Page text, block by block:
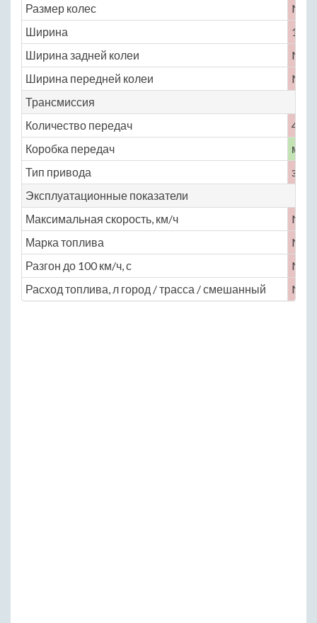
Размер колес
No
Ширина
1780
Ширина задней колеи
No
Ширина передней колеи
No
Трансмиссия
Количество передач
4
Коробка передач
Тип привода
Эксплуатационные показатели
Максимальная скорость, км/ч
No
Марка топлива
No
Разгон до 100 км/ч, с
No
Расход топлива, л город / трасса / смешанный
No